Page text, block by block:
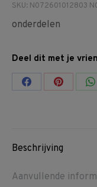
W115
W116
W124
W126
R129
W415
W463
SKU: N072601012803
onderdelen
Deel dit met je
Share Share
Beschrijving
Aanvullende